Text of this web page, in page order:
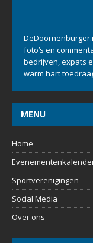
foto’s en
bedrijven, expats
warm hart
MENU
Home
Sportverenigingen
Social Media
Over ons